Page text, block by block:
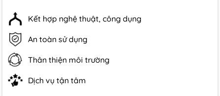
Kết hợp nghệ thuật, công dụng
An toàn sử dụng
Thân thiện môi trường
Dịch vụ tận tâm